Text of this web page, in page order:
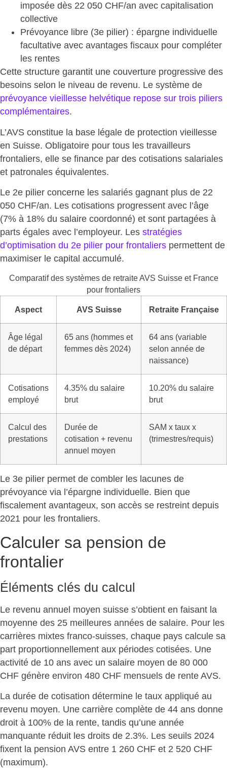
imposée dès 22 050 CHF/an avec capitalisation
collective
Prévoyance libre (3e pilier) : épargne individuelle
facultative avec avantages fiscaux pour compléter
les rentes
Cette structure garantit une couverture progressive des
besoins selon le niveau de revenu. Le système de
prévoyance vieillesse helvétique repose sur trois piliers
complémentaires.
L’AVS constitue la base légale de protection vieillesse
en Suisse. Obligatoire pour tous les travailleurs
frontaliers, elle se finance par des cotisations salariales
et patronales équivalentes.
Le 2e pilier concerne les salariés gagnant plus de 22
050 CHF/an. Les cotisations progressent avec l’âge
(7% à 18% du salaire coordonné) et sont partagées à
parts égales avec l’employeur. Les stratégies
d’optimisation du 2e pilier pour frontaliers permettent de
maximiser le capital accumulé.
Comparatif des systèmes de retraite AVS Suisse et France
pour frontaliers
Aspect AVS Suisse Retraite Française
Âge légal
de départ
65 ans (hommes et
femmes dès 2024)
64 ans (variable
selon année de
naissance)
Cotisations
employé
4.35% du salaire
brut
10.20% du salaire
brut
Calcul des
prestations
Durée de
cotisation + revenu
annuel moyen
SAM x taux x
(trimestres/requis)
Le 3e pilier permet de combler les lacunes de
prévoyance via l’épargne individuelle. Bien que
fiscalement avantageux, son accès se restreint depuis
2021 pour les frontaliers.
Calculer sa pension de
frontalier
Éléments clés du calcul
Le revenu annuel moyen suisse s’obtient en faisant la
moyenne des 25 meilleures années de salaire. Pour les
carrières mixtes franco-suisses, chaque pays calcule sa
part proportionnellement aux périodes cotisées. Une
activité de 10 ans avec un salaire moyen de 80 000
CHF génère environ 480 CHF mensuels de rente AVS.
La durée de cotisation détermine le taux appliqué au
revenu moyen. Une carrière complète de 44 ans donne
droit à 100% de la rente, tandis qu’une année
manquante réduit les droits de 2.3%. Les seuils 2024
fixent la pension AVS entre 1 260 CHF et 2 520 CHF
(maximum).